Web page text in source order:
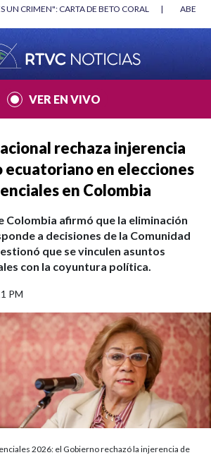
UN CRIMEN": CARTA DE BETO CORAL |
VER EN VIVO
rechaza injerencia
ecuatoriano en elecciones
en Colombia
Colombia afirmó que la eliminación
a decisiones de la Comunidad
que se vinculen asuntos
con la coyuntura política.
PM
2026: el Gobierno rechazó la injerencia de